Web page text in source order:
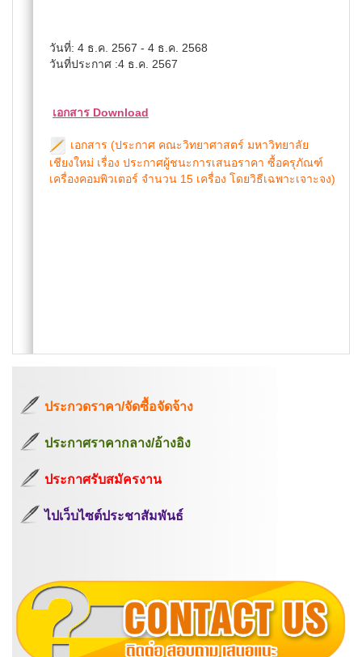
วันที่: 4 ธ.ค. 2567 - 4 ธ.ค. 2568
วันที่ประกาศ :4 ธ.ค. 2567
เอกสาร Download
เอกสาร (ประกาศ คณะวิทยาศาสตร์ มหาวิทยาลัย
เชียงใหม่ เรื่อง ประกาศผู้ชนะการเสนอราคา ซื้อครุภัณฑ์
เครื่องคอมพิวเตอร์ จำนวน 15 เครื่อง โดยวิธีเฉพาะเจาะจง)
ประกวดราคา/จัดซื้อจัดจ้าง
ประกาศราคากลาง/อ้างอิง
ประกาศรับสมัครงาน
ไปเว็บไซต์ประชาสัมพันธ์